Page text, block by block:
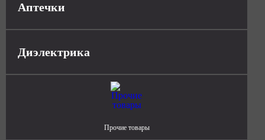
Аптечки
Диэлектрика
Прочие товары